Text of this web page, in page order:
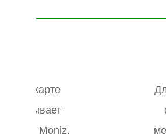
на карте
показывает
Porto Moniz.